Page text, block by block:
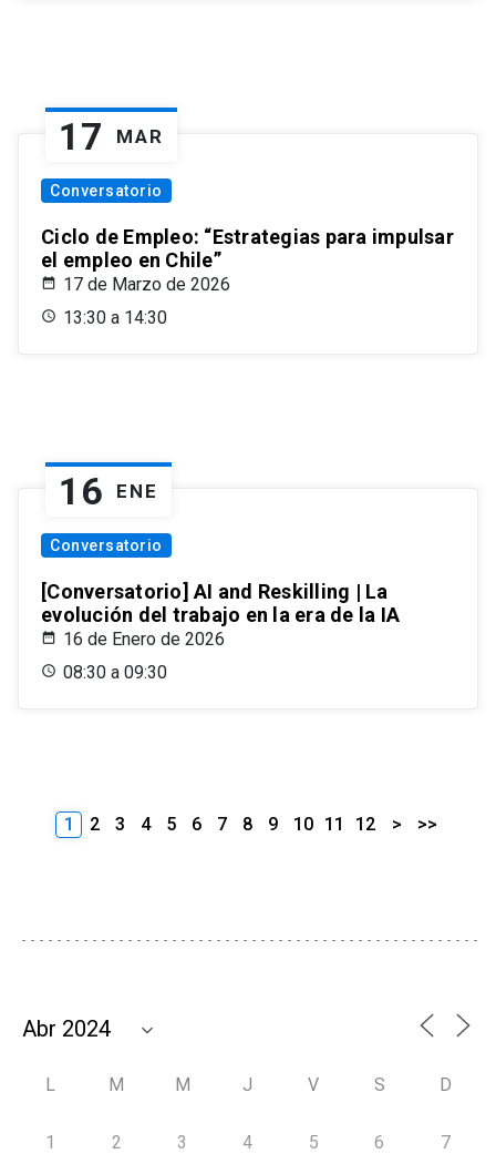
17 MAR
Conversatorio
Ciclo de Empleo: “Estrategias para impulsar
el empleo en Chile”
17 de Marzo de 2026
13:30 a 14:30
16 ENE
Conversatorio
[Conversatorio] AI and Reskilling | La
evolución del trabajo en la era de la IA
16 de Enero de 2026
08:30 a 09:30
1 2 3 4 5 6 7 8 9 10 11 12 > >>
L M M J V S D
1 2 3 4 5 6 7